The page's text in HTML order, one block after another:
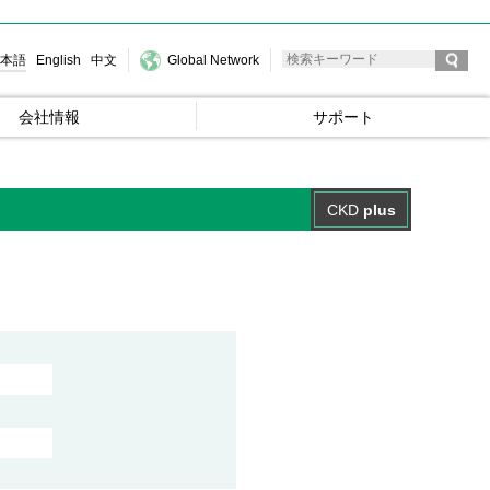
語 English 中文 Global Network
会社情報 サポート
CKD plus